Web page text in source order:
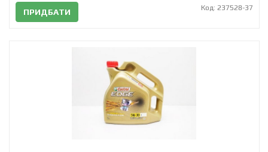
ПРИДБАТИ Код: 237528-37